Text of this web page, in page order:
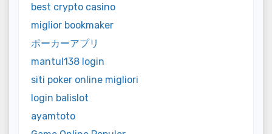
best crypto casino
miglior bookmaker
ポーカーアプリ
mantul138 login
siti poker online migliori
login balislot
ayamtoto